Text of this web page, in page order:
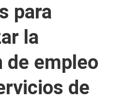
para
la
de empleo
de